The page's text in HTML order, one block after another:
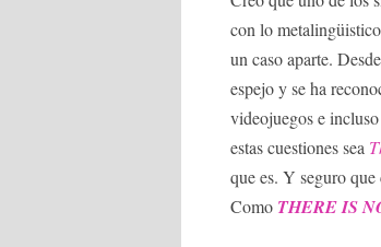
con lo
un caso aparte.
espejo y se ha
videojuegos e incluso
estas cuestiones sea
que es. Y seguro
Como THERE IS